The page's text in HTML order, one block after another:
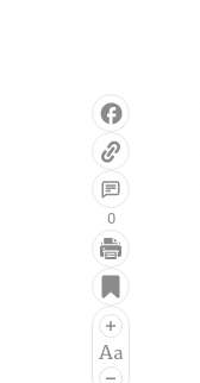
Điện ảnh
Âm nhạc
0